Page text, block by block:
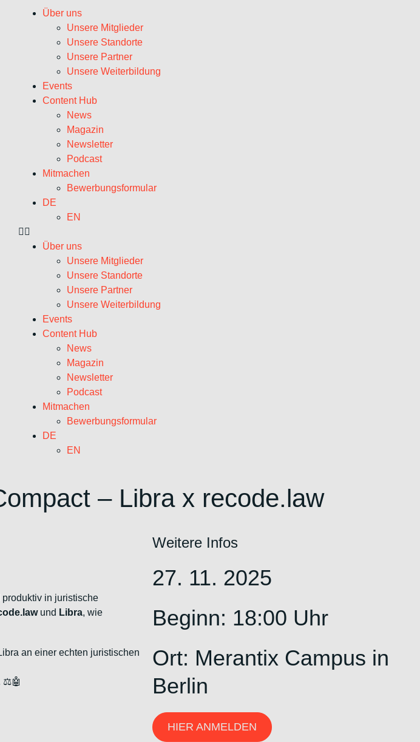
Über uns
Unsere Mitglieder
Unsere Standorte
Unsere Partner
Unsere Weiterbildung
Events
Content Hub
News
Magazin
Newsletter
Podcast
Mitmachen
Bewerbungsformular
DE
EN
Über uns
Unsere Mitglieder
Unsere Standorte
Unsere Partner
Unsere Weiterbildung
Events
Content Hub
News
Magazin
Newsletter
Podcast
Mitmachen
Bewerbungsformular
DE
EN
– Libra x recode.law
in juristische
und Libra, wie
an einer echten juristischen
⚖️🤖
Weitere Infos
27. 11. 2025
Beginn: 18:00 Uhr
Ort: Merantix Campus in
Berlin
HIER ANMELDEN